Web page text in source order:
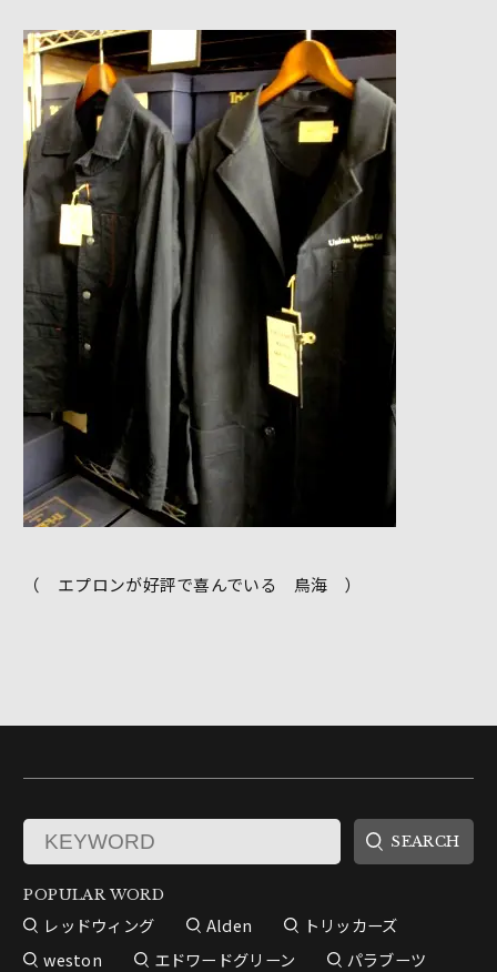
（ エプロンが好評で喜んでいる 鳥海 ）
POPULAR WORD
レッドウィング Alden
トリッカーズ
weston
エドワードグリーン
パラブーツ